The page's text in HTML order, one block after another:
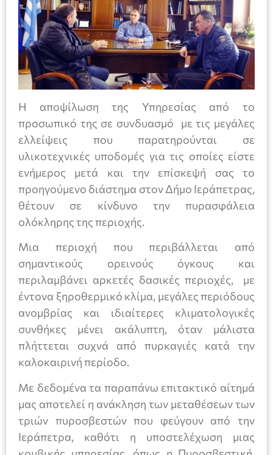
Η αποψίλωση της Υπηρεσίας από το
προσωπικό της σε συνδυασμό με τις μεγάλες
ελλείψεις που παρατηρούνται σε
υλικοτεχνικές υποδομές για τις οποίες είστε
ενήμερος μετά και την επίσκεψή σας το
προηγούμενο διάστημα στον Δήμο Ιεράπετρας,
θέτουν σε κίνδυνο την πυρασφάλεια
ολόκληρης της περιοχής.
Μια περιοχή που περιβάλλεται από
σημαντικούς ορεινούς όγκους και
περιλαμβάνει αρκετές δασικές περιοχές, με
έντονα ξηροθερμικό κλίμα, μεγάλες περιόδους
ανομβρίας και ιδιαίτερες κλιματολογικές
συνθήκες μένει ακάλυπτη, όταν μάλιστα
πλήττεται συχνά από πυρκαγιές κατά την
καλοκαιρινή περίοδο.
Με δεδομένα τα παραπάνω επιτακτικό αίτημά
μας αποτελεί η ανάκληση των μεταθέσεων των
τριών πυροσβεστών που φεύγουν από την
Ιεράπετρα, καθότι η υποστελέχωση μιας